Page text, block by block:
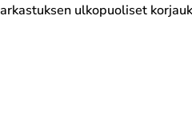
ulkopuoliset